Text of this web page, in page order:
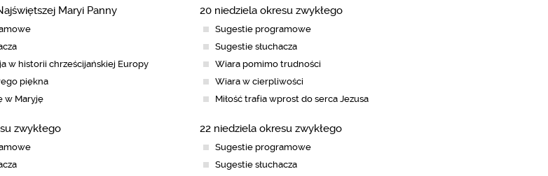
Maryi Panny
w historii chrześcijańskiej Europy
piękna
w Maryję
20 niedziela okresu zwykłego
Sugestie programowe
Sugestie słuchacza
Wiara pomimo trudności
Wiara w cierpliwości
Miłość trafia wprost do serca Jezusa
zwykłego 22 niedziela okresu zwykłego
Sugestie programowe
Sugestie słuchacza